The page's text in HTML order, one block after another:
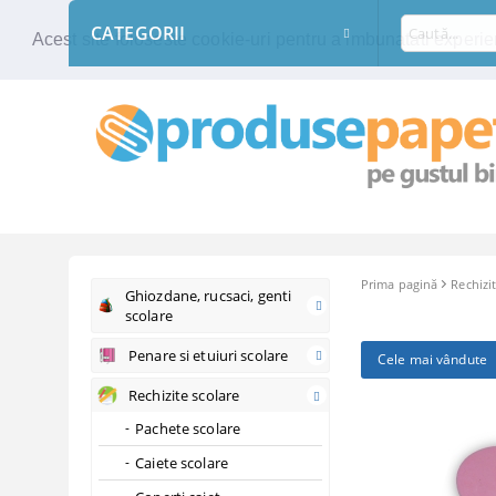
Acest site foloseste cookie-uri pentru a imbunatati
CATEGORII
Ghiozdane, rucsaci, genti
scolare
Penare si etuiuri scolare
Rechizite scolare
Pachete scolare
Caiete scolare
Prima pagină
Cele mai vândute